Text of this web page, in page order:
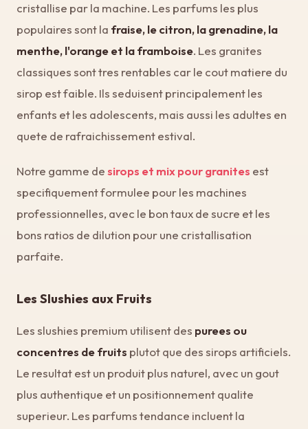
cristallise par la machine. Les parfums les plus
populaires sont la fraise, le citron, la grenadine, la
menthe, l'orange et la framboise. Les granites
classiques sont tres rentables car le cout matiere du
sirop est faible. Ils seduisent principalement les
enfants et les adolescents, mais aussi les adultes en
quete de rafraichissement estival.
Notre gamme desirops et mix pour granites est
specifiquement formulee pour les machines
professionnelles, avec le bon taux de sucre et les
bons ratios de dilution pour une cristallisation
parfaite.
Les Slushies aux Fruits
Les slushies premium utilisent des purees ou
concentres de fruits plutot que des sirops artificiels.
Le resultat est un produit plus naturel, avec un gout
plus authentique et un positionnement qualite
superieur. Les parfums tendance incluent la